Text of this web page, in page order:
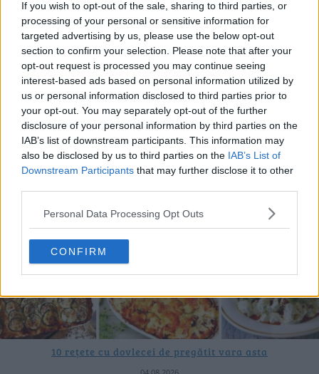
If you wish to opt-out of the sale, sharing to third parties, or
processing of your personal or sensitive information for
targeted advertising by us, please use the below opt-out
section to confirm your selection. Please note that after your
opt-out request is processed you may continue seeing
interest-based ads based on personal information utilized by
us or personal information disclosed to third parties prior to
your opt-out. You may separately opt-out of the further
disclosure of your personal information by third parties on the
IAB’s list of downstream participants. This information may
also be disclosed by us to third parties on the IAB’s List of
Downstream Participants that may further disclose it to other
Personal Data Processing Opt Outs
CONFIRM
20 de rețete de salate de vară fără prelucrare termică
06.08.2026
10 rețete cu dovlecei de pregătit vara asta